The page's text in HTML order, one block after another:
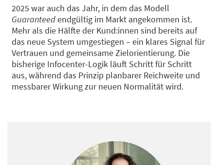
2025 war auch das Jahr, in dem das Modell
Guaranteedendgültig im Markt angekommen ist.
Mehr als die Hälfte der Kund:innen sind bereits auf
das neue System umgestiegen – ein klares Signal für
Vertrauen und gemeinsame Zielorientierung. Die
bisherige Infocenter-Logik läuft Schritt für Schritt
aus, während das Prinzip planbarer Reichweite und
messbarer Wirkung zur neuen Normalität wird.